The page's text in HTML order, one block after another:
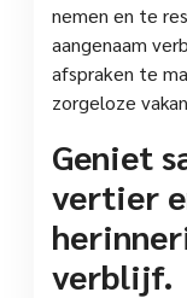
nemen en te
aangenaam
afspraken te
zorgeloze
Geniet
vertier
verblijf.